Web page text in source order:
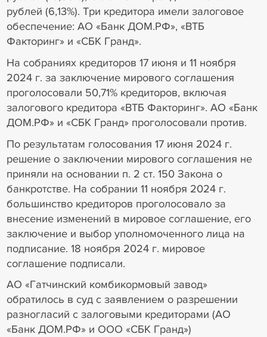
рублей (6,13%). Три кредитора имели залоговое
обеспечение: АО «Банк ДОМ.РФ», «ВТБ
Факторинг» и «СБК Гранд».
На собраниях кредиторов 17 июня и 11 ноября
2024 г. за заключение мирового соглашения
проголосовали 50,71% кредиторов, включая
залогового кредитора «ВТБ Факторинг». АО «Банк
ДОМ.РФ» и «СБК Гранд» проголосовали против.
По результатам голосования 17 июня 2024 г.
решение о заключении мирового соглашения не
приняли на основании п. 2 ст. 150 Закона о
банкротстве. На собрании 11 ноября 2024 г.
большинство кредиторов проголосовало за
внесение изменений в мировое соглашение, его
заключение и выбор уполномоченного лица на
подписание. 18 ноября 2024 г. мировое
соглашение подписали.
АО «Гатчинский комбикормовый завод»
обратилось в суд с заявлением о разрешении
разногласий с залоговыми кредиторами (АО
«Банк ДОМ.РФ» и ООО «СБК Гранд»)